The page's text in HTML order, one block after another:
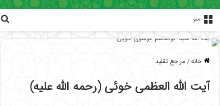
منو
خانه/مراجع تقلید
آیت الله العظمی خوئی (رحمه الله علیه)